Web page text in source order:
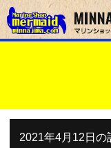
2021年4月12日の